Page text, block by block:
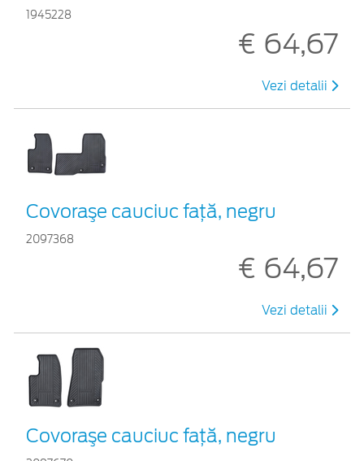
1945228
€ 64,67
Vezi detalii
Covoraşe cauciuc față, negru
2097368
€ 64,67
Vezi detalii
Covoraşe cauciuc față, negru